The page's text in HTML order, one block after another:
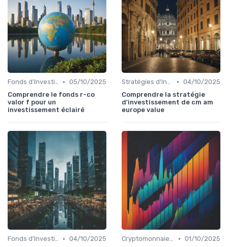
Fonds d'Investissement et ETF • 05/10/2025
Comprendre le fonds r-co
valor f pour un
investissement éclairé
Stratégies d'Investissement en Bourse • 04/10/2025
Comprendre la stratégie
d'investissement de cm am
europe value
Fonds d'Investissement et ETF • 04/10/2025
Cryptomonnaies et Investissements Alternatifs • 01/10/2025